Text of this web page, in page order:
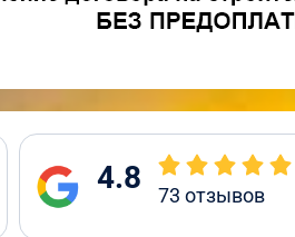
4.8 73 отзывов